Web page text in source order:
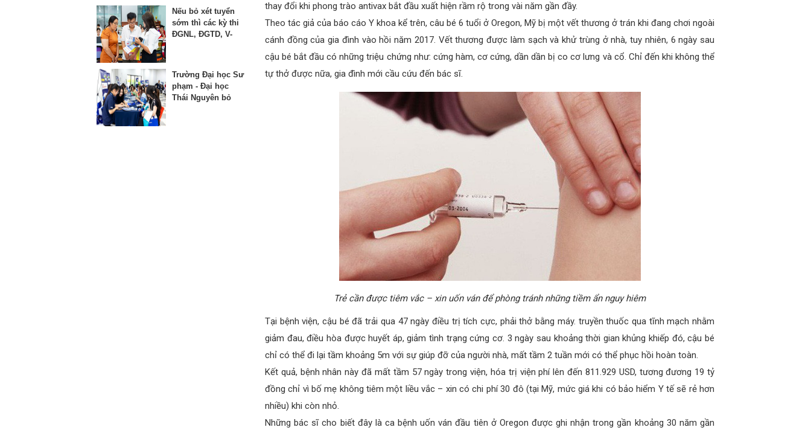
Nếu bỏ xét tuyển
sớm thì các kỳ thi
ĐGNL, ĐGTD, V-
Trường Đại học Sư
phạm - Đại học
Thái Nguyên bỏ
thay đổi khi phong trào antivax bắt đầu xuất hiện rầm rộ trong vài năm gần đầy.
Theo tác giả của báo cáo Y khoa kể trên, câu bé 6 tuổi ở Oregon, Mỹ bị một vết thương ở trán khi đang chơi ngoài
cánh đồng của gia đình vào hồi năm 2017. Vết thương được làm sạch và khử trùng ở nhà, tuy nhiên, 6 ngày sau
cậu bé bắt đầu có những triệu chứng như: cứng hàm, cơ cứng, dần dần bị co cơ lưng và cổ. Chỉ đến khi không thể
tự thở được nữa, gia đình mới cầu cứu đến bác sĩ.
Trẻ cần được tiêm vắc – xin uốn ván để phòng tránh những tiềm ẩn nguy hiêm
Tại bệnh viện, cậu bé đã trải qua 47 ngày điều trị tích cực, phải thở bằng máy. truyền thuốc qua tĩnh mạch nhằm
giảm đau, điều hòa được huyết áp, giảm tình trạng cứng cơ. 3 ngày sau khoảng thời gian khủng khiếp đó, cậu bé
chỉ có thể đi lại tầm khoảng 5m với sự giúp đỡ của người nhà, mất tầm 2 tuần mới có thể phục hồi hoàn toàn.
Kết quả, bệnh nhân này đã mất tầm 57 ngày trong viện, hóa trị viện phí lên đến 811.929 USD, tương đương 19 tỷ
đồng chỉ vì bố mẹ không tiêm một liều vắc – xin có chi phí 30 đô (tại Mỹ, mức giá khi có bảo hiểm Y tế sẽ rẻ hơn
nhiều) khi còn nhỏ.
Những bác sĩ cho biết đây là ca bệnh uốn ván đầu tiên ở Oregon được ghi nhận trong gần khoảng 30 năm gần